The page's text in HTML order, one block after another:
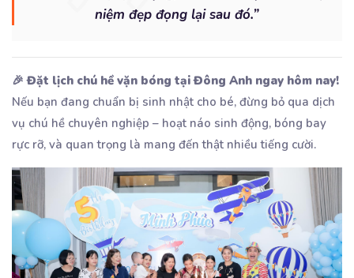
niệm đẹp đọng lại sau đó.”
🎉Đặt lịch chú hề vặn bóng tại Đông Anh ngay hôm nay!
Nếu bạn đang chuẩn bị sinh nhật cho bé, đừng bỏ qua dịch
vụ chú hề chuyên nghiệp – hoạt náo sinh động, bóng bay
rực rỡ, và quan trọng là mang đến thật nhiều tiếng cười.